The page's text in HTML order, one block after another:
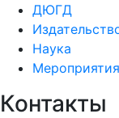
ДЮГД
Наука
Мероприятия
Контакты